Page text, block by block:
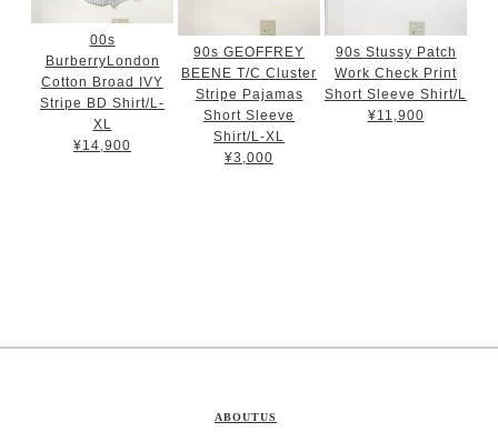
00s
BurberryLondon
Cotton Broad IVY
Stripe BD Shirt/L-
XL
¥14,900
90s GEOFFREY
BEENE T/C Cluster
Stripe Pajamas
Short Sleeve
Shirt/L-XL
¥3,000
90s Stussy Patch
Work Check Print
Short Sleeve Shirt/L
¥11,900
ABOUTUS